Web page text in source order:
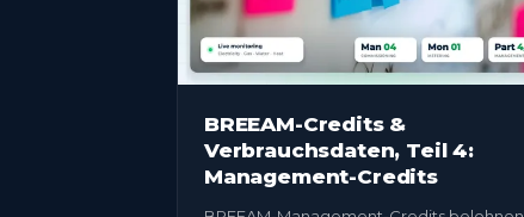
BREEAM-Credits &
Verbrauchsdaten, Teil 4:
Management-Credits